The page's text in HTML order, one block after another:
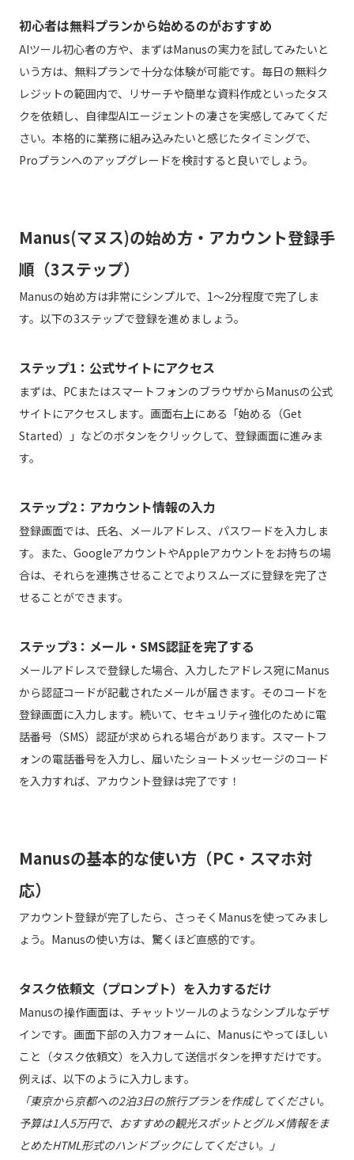
初心者は無料プランから始めるのがおすすめ
AIツール初心者の方や、まずはManusの実力を試してみたいと
いう方は、無料プランで十分な体験が可能です。毎日の無料ク
レジットの範囲内で、リサーチや簡単な資料作成といったタス
クを依頼し、自律型AIエージェントの凄さを実感してみてくだ
さい。本格的に業務に組み込みたいと感じたタイミングで、
Proプランへのアップグレードを検討すると良いでしょう。
Manus(マヌス)の始め方・アカウント登録手
順（3ステップ）
Manusの始め方は非常にシンプルで、1〜2分程度で完了しま
す。以下の3ステップで登録を進めましょう。
ステップ1：公式サイトにアクセス
まずは、PCまたはスマートフォンのブラウザからManusの公式
サイトにアクセスします。画面右上にある「始める（Get
Started）」などのボタンをクリックして、登録画面に進みま
す。
ステップ2：アカウント情報の入力
登録画面では、氏名、メールアドレス、パスワードを入力しま
す。また、GoogleアカウントやAppleアカウントをお持ちの場
合は、それらを連携させることでよりスムーズに登録を完了さ
せることができます。
ステップ3：メール・SMS認証を完了する
メールアドレスで登録した場合、入力したアドレス宛にManus
から認証コードが記載されたメールが届きます。そのコードを
登録画面に入力します。続いて、セキュリティ強化のために電
話番号（SMS）認証が求められる場合があります。スマートフ
ォンの電話番号を入力し、届いたショートメッセージのコード
を入力すれば、アカウント登録は完了です！
Manusの基本的な使い方（PC・スマホ対
応）
アカウント登録が完了したら、さっそくManusを使ってみまし
ょう。Manusの使い方は、驚くほど直感的です。
タスク依頼文（プロンプト）を入力するだけ
Manusの操作画面は、チャットツールのようなシンプルなデザ
インです。画面下部の入力フォームに、Manusにやってほしい
こと（タスク依頼文）を入力して送信ボタンを押すだけです。
例えば、以下のように入力します。
「東京から京都への2泊3日の旅行プランを作成してください。
予算は1人5万円で、おすすめの観光スポットとグルメ情報をま
とめたHTML形式のハンドブックにしてください。」